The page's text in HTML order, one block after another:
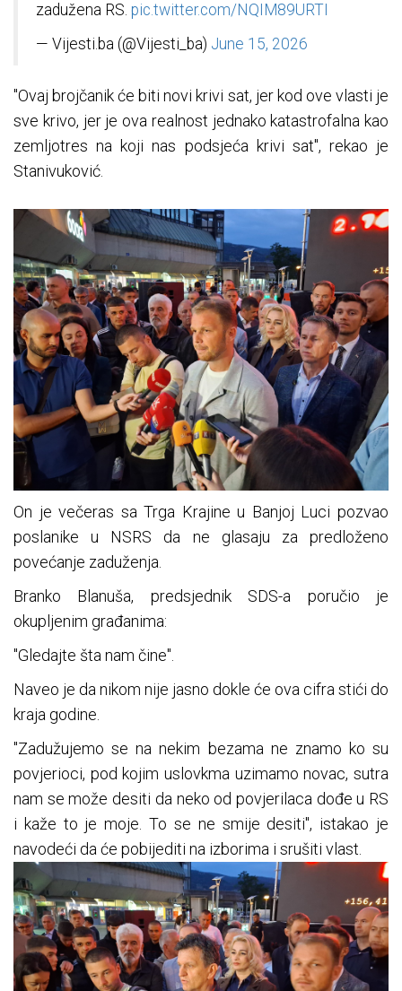
zadužena RS. pic.twitter.com/NQIM89URTI
— Vijesti.ba (@Vijesti_ba) June 15, 2026
"Ovaj brojčanik će biti novi krivi sat, jer kod ove vlasti je
sve krivo, jer je ova realnost jednako katastrofalna kao
zemljotres na koji nas podsjeća krivi sat", rekao je
Stanivuković.
On je večeras sa Trga Krajine u Banjoj Luci pozvao
poslanike u NSRS da ne glasaju za predloženo
povećanje zaduženja.
Branko Blanuša, predsjednik SDS-a poručio je
okupljenim građanima:
"Gledajte šta nam čine".
Naveo je da nikom nije jasno dokle će ova cifra stići do
kraja godine.
"Zadužujemo se na nekim bezama ne znamo ko su
povjerioci, pod kojim uslovkma uzimamo novac, sutra
nam se može desiti da neko od povjerilaca dođe u RS
i kaže to je moje. To se ne smije desiti", istakao je
navodeći da će pobijediti na izborima i srušiti vlast.